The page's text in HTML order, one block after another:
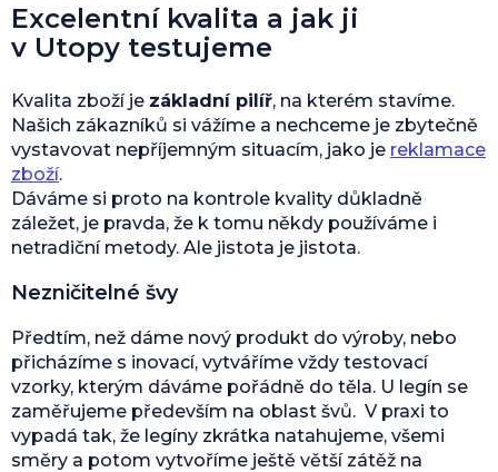
Excelentní kvalita a jak ji
v Utopy testujeme
Kvalita zboží je základní pilíř, na kterém stavíme.
Našich zákazníků si vážíme a nechceme je zbytečně
vystavovat nepříjemným situacím, jako je reklamace
zboží.
Dáváme si proto na kontrole kvality důkladně
záležet, je pravda, že k tomu někdy používáme i
netradiční metody. Ale jistota je jistota.
Nezničitelné švy
Předtím, než dáme nový produkt do výroby, nebo
přicházíme s inovací, vytváříme vždy testovací
vzorky, kterým dáváme pořádně do těla. U legín se
zaměřujeme především na oblast švů. V praxi to
vypadá tak, že legíny zkrátka natahujeme, všemi
směry a potom vytvoříme ještě větší zátěž na